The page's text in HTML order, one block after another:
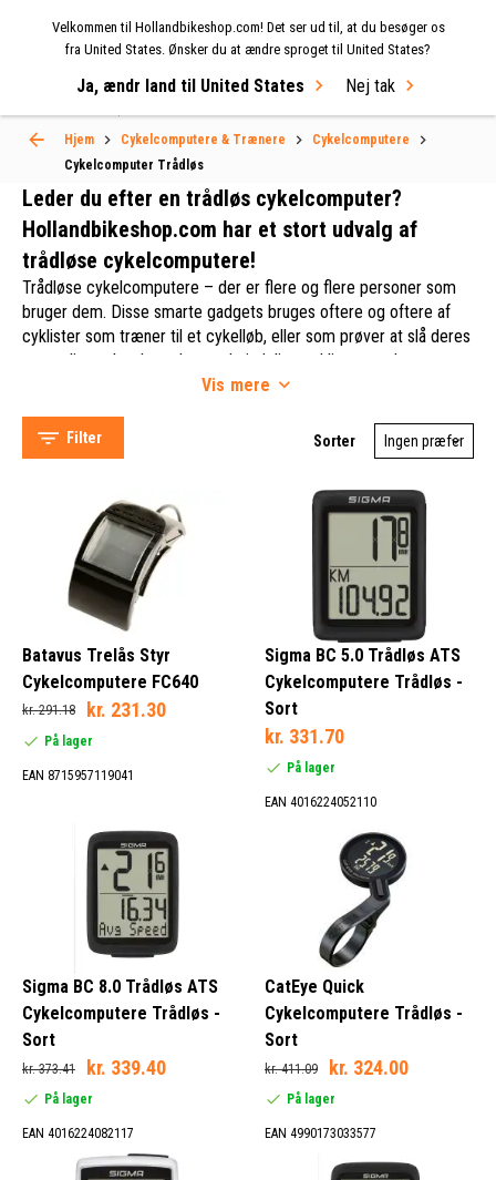
Velkommen til Hollandbikeshop.com! Det ser ud til, at du besøger os
fra United States. Ønsker du at ændre sproget til United States?
Ja, ændr land til United States Nej tak
Hjem Cykelcomputere & Trænere
Cykelcomputere
Cykelcomputer Trådløs
Cykelcomputer Trådløs
Batavus (1)
Rød (1)
Hvid (3)
Sort (23)
Ja (24)
Nej (1)
Nej (16)
Ja (3)
Leder du efter en trådløs cykelcomputer?
Hollandbikeshop.com har et stort udvalg af
trådløse cykelcomputere!
Trådløse cykelcomputere – der er flere og flere personer som
bruger dem. Disse smarte gadgets bruges oftere og oftere af
cyklister som træner til et cykelløb, eller som prøver at slå deres
personlige rekord – selv om almindelige cyklister og dem som
kun kører ind i mellem (når vejret er godt), også bruger dem. En
langt du har cyklet. Det er grunden til, at cykelcomputere også
kaldes for odometere.
Cykelcomputere vil generelt vise din nuværende hastighed og tid,
kørte afstand og kalorieforbrug. Men der er mere, og der er
ingen kabler som skal gemmes væk, som hvis du havde en
kabelført cykelcomputer. Herunder vil vi vise dig alt som er
muligt med trådløse cykelcomputere.
Vis mere
Filter Sorter
Batavus Trelås Styr
Cykelcomputere FC640
kr. 291.18 kr. 231.30
På lager
EAN 8715957119041
Sigma BC 5.0 Trådløs ATS
Cykelcomputere Trådløs -
Sort
kr. 331.70
På lager
EAN 4016224052110
Sigma BC 8.0 Trådløs ATS
Cykelcomputere Trådløs -
Sort
kr. 373.41 kr. 339.40
På lager
EAN 4016224082117
CatEye Quick
Cykelcomputere Trådløs -
Sort
kr. 411.09 kr. 324.00
På lager
EAN 4990173033577